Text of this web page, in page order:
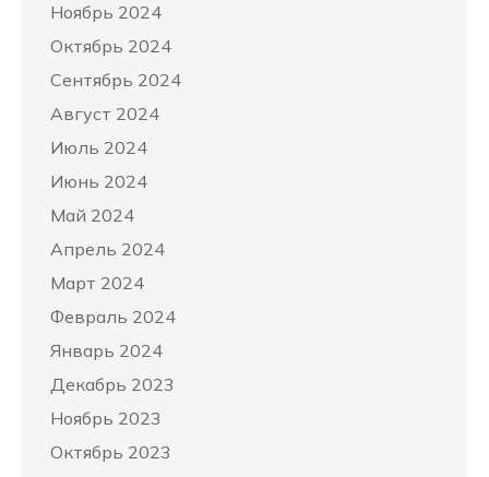
Ноябрь 2024
Октябрь 2024
Сентябрь 2024
Август 2024
Июль 2024
Июнь 2024
Май 2024
Апрель 2024
Март 2024
Февраль 2024
Январь 2024
Декабрь 2023
Ноябрь 2023
Октябрь 2023